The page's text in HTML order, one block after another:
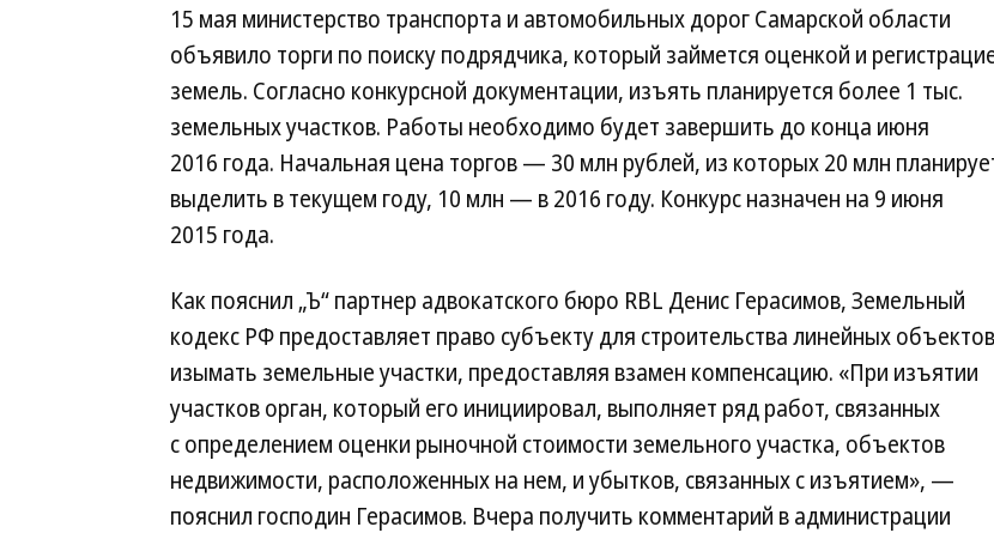
15 мая министерство транспорта и автомобильных дорог Самарской области
объявило торги по поиску подрядчика, который займется оценкой и
земель. Согласно конкурсной документации, изъять планируется более 1 тыс.
земельных участков. Работы необходимо будет завершить до конца июня
2016 года. Начальная цена торгов — 30 млн рублей, из которых 20 млн
выделить в текущем году, 10 млн — в 2016 году. Конкурс назначен на 9 июня
2015 года.
Как пояснил „Ъ“ партнер адвокатского бюро RBL Денис Герасимов, Земельный
кодекс РФ предоставляет право субъекту для строительства линейных объектов
изымать земельные участки, предоставляя взамен компенсацию. «При изъятии
участков орган, который его инициировал, выполняет ряд работ, связанных
с определением оценки рыночной стоимости земельного участка, объектов
недвижимости, расположенных на нем, и убытков, связанных с изъятием», —
пояснил господин Герасимов. Вчера получить комментарий в администрации